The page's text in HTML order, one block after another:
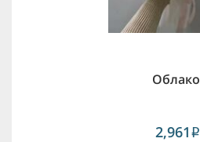
Облако
2,961 i